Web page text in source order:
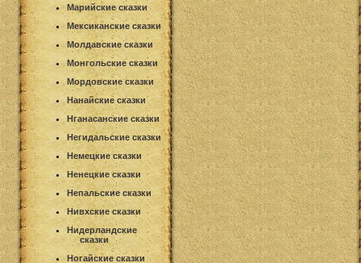
Марийские сказки
Мексиканские сказки
Молдавские сказки
Монгольские сказки
Мордовские сказки
Нанайские сказки
Нганасанские сказки
Негидальские сказки
Немецкие сказки
Ненецкие сказки
Непальские сказки
Нивхские сказки
Нидерландские
сказки
Ногайские сказки